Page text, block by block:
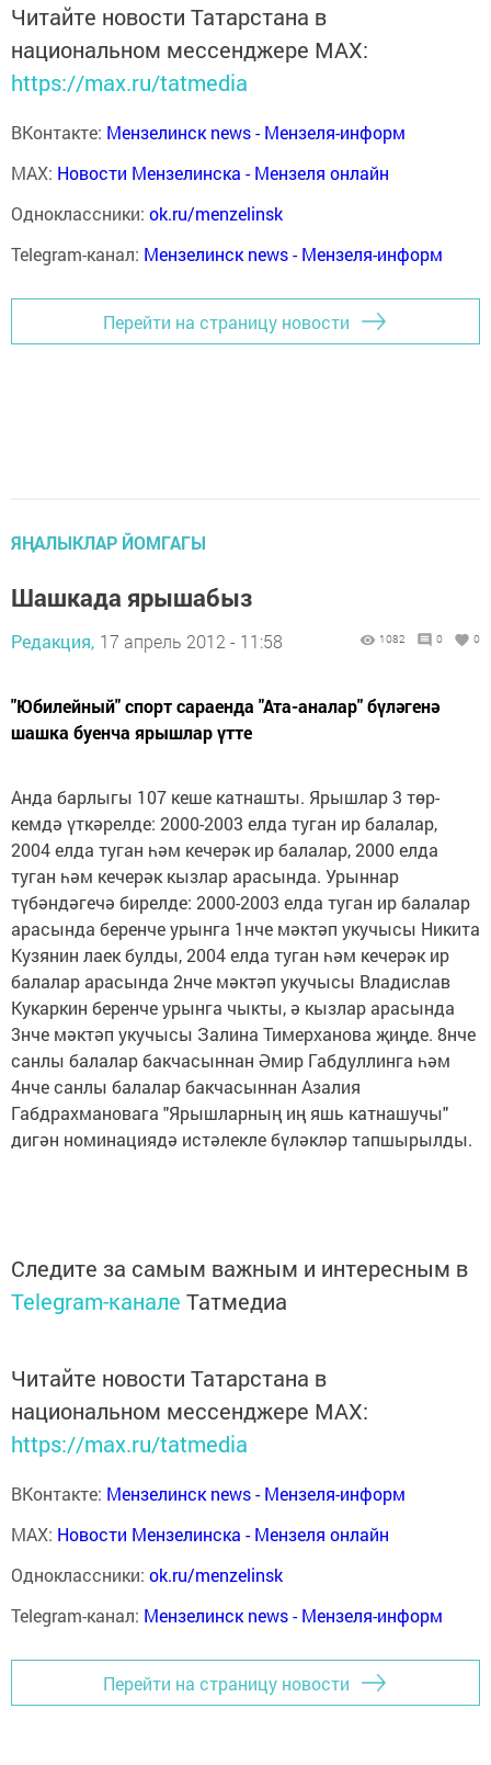
Читайте новости Татарстана в
национальном мессенджере MАХ:
https://max.ru/tatmedia
ВКонтакте: Мензелинск news - Мензеля-информ
MAX: Новости Мензелинска - Мензеля онлайн
Одноклассники: ok.ru/menzelinsk
Telegram-канал: Мензелинск news - Мензеля-информ
Перейти на страницу новости
ЯҢАЛЫКЛАР ЙОМГАГЫ
Шашкада ярышабыз
Редакция, 17 апрель 2012 - 11:58 1082 0 0
"Юбилейный" спорт сараенда "Ата-аналар" бүләгенә
шашка буенча ярышлар үтте
Анда барлыгы 107 кеше катнашты. Ярышлар 3 төр­
кемдә үткәрелде: 2000-2003 елда туган ир бала­лар,
2004 елда туган һәм кечерәк ир балалар, 2000 елда
туган һәм кечерәк кызлар арасында. Урыннар
түбәндәгечә бирелде: 2000-2003 елда туган ир ба­лалар
арасында беренче урынга 1нче мәктәп укучы­сы Никита
Кузянин лаек булды, 2004 елда туган һәм кечерәк ир
балалар арасында 2нче мәктәп укучысы Владислав
Кукаркин беренче урынга чыкты, ә кызлар арасында
3нче мәктәп укучысы Залина Тимерхано­ва җиңде. 8нче
санлы балалар бакчасыннан Әмир Габдуллинга һәм
4нче санлы балалар бакчасыннан Азалия
Габдрахмановага "Ярышларның иң яшь кат­нашучы"
дигән номинациядә истәлекле бүләкләр тапшырылды.
Следите за самым важным и интересным в
Telegram-канале Татмедиа
Читайте новости Татарстана в
национальном мессенджере MАХ:
https://max.ru/tatmedia
ВКонтакте: Мензелинск news - Мензеля-информ
MAX: Новости Мензелинска - Мензеля онлайн
Одноклассники: ok.ru/menzelinsk
Telegram-канал: Мензелинск news - Мензеля-информ
Перейти на страницу новости